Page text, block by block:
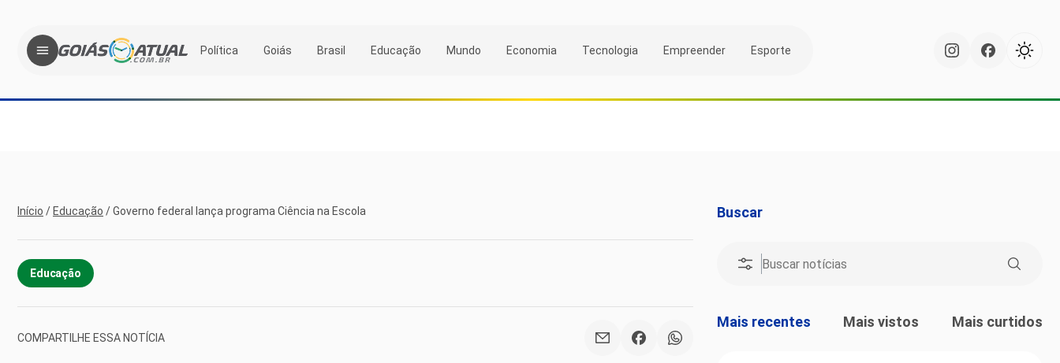
Política Goiás Brasil Educação Mundo Economia Tecnologia Empreender Esporte
Início / Educação /Governo federal lança programa Ciência na Escola
Educação
COMPARTILHE ESSA NOTÍCIA
Buscar
Mais recentes Mais vistos Mais curtidos